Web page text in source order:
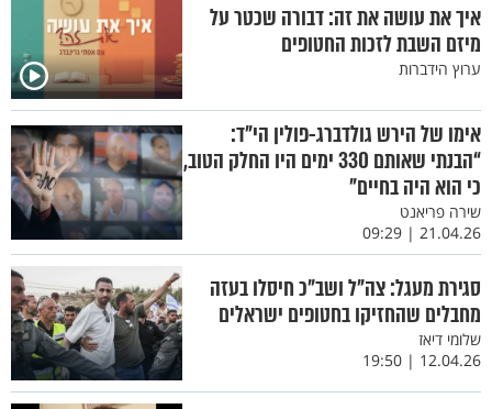
איך את עושה את זה: דבורה שכטר על
מיזם השבת לזכות החטופים
ערוץ הידברות
אימו של הירש גולדברג-פולין הי"ד:
“הבנתי שאותם 330 ימים היו החלק הטוב,
כי הוא היה בחיים"
שירה פריאנט
21.04.26 | 09:29
סגירת מעגל: צה"ל ושב"כ חיסלו בעזה
מחבלים שהחזיקו בחטופים ישראלים
שלומי דיאז
12.04.26 | 19:50